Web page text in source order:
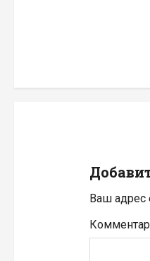
а
я
п
о
Ваш адрес